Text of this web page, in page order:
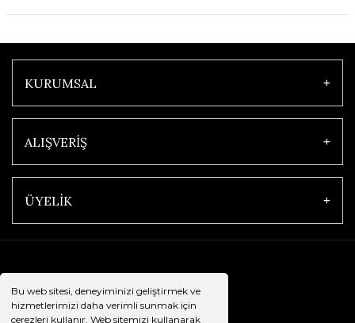
Bu web sitesi, deneyiminizi geliştirmek ve
hizmetlerimizi daha verimli sunmak için
çerezleri kullanır. Web sitemizi kullanarak
KURUMSAL
ALIŞVERİŞ
ÜYELİK